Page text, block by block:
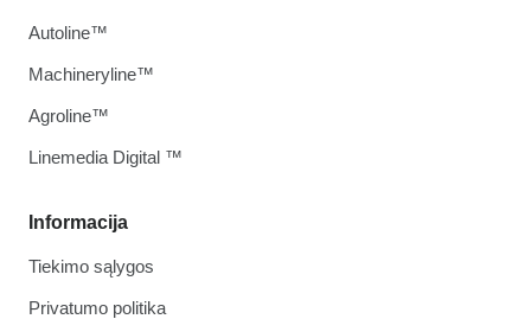
Informacija
Tiekimo sąlygos
Privatumo politika
Autoline™
Machineryline™
Agroline™
Linemedia Digital ™